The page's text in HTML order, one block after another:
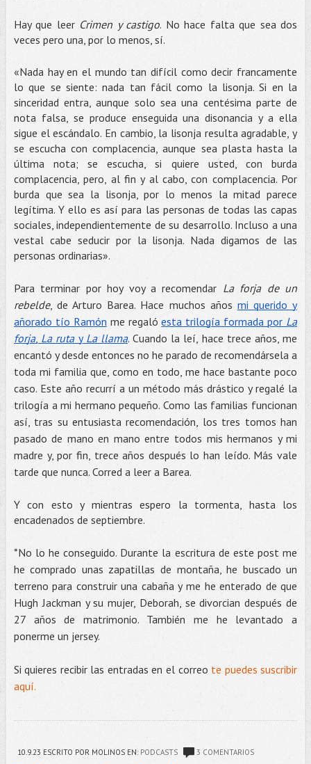
Hay que leer Crimen y castigo. No hace falta que sea dos
veces pero una, por lo menos, sí.
«Nada hay en el mundo tan difícil como decir francamente
lo que se siente: nada tan fácil como la lisonja. Si en la
sinceridad entra, aunque solo sea una centésima parte de
nota falsa, se produce enseguida una disonancia y a ella
sigue el escándalo. En cambio, la lisonja resulta agradable, y
se escucha con complacencia, aunque sea plasta hasta la
última nota; se escucha, si quiere usted, con burda
complacencia, pero, al fin y al cabo, con complacencia. Por
burda que sea la lisonja, por lo menos la mitad parece
legítima. Y ello es así para las personas de todas las capas
sociales, independientemente de su desarrollo. Incluso a una
vestal cabe seducir por la lisonja. Nada digamos de las
personas ordinarias».
Para terminar por hoy voy a recomendar La forja de un
rebelde, de Arturo Barea. Hace muchos años mi querido y
añorado tío Ramón me regalóesta trilogía formada por La
forja, La rutay La llama. Cuando la leí, hace trece años, me
encantó y desde entonces no he parado de recomendársela a
toda mi familia que, como en todo, me hace bastante poco
caso. Este año recurrí a un método más drástico y regalé la
trilogía a mi hermano pequeño. Como las familias funcionan
así, tras su entusiasta recomendación, los tres tomos han
pasado de mano en mano entre todos mis hermanos y mi
madre y, por fin, trece años después lo han leído. Más vale
tarde que nunca. Corred a leer a Barea.
Y con esto y mientras espero la tormenta, hasta los
encadenados de septiembre.
*No lo he conseguido. Durante la escritura de este post me
he comprado unas zapatillas de montaña, he buscado un
terreno para construir una cabaña y me he enterado de que
Hugh Jackman y su mujer, Deborah, se divorcian después de
27 años de matrimonio. También me he levantado a
ponerme un jersey.
Si quieres recibir las entradas en el correo te puedes suscribir
aquí.
10.9.23 ESCRITO POR MOLINOS EN: PODCASTS 3 COMENTARIOS